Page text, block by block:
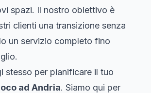
spazi. Il nostro obiettivo è
clienti una transizione senza
un servizio completo fino
stesso per pianificare il tuo
ad Andria. Siamo qui per